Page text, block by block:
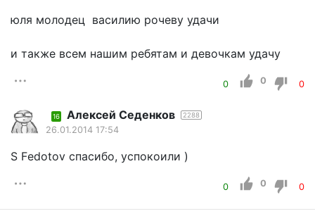
юля молодец василию рочеву удачи
и также всем нашим ребятам и девочкам удачу
0 0 0
16 Алексей Седенков 2288
26.01.2014 17:54
S Fеdotov спасибо, успокоили )
0 0 0